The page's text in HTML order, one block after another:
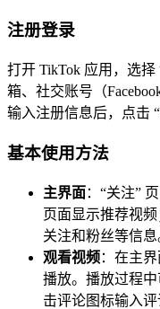
注册登录
打开 TikTok 应用，选
箱、社交账号（
输入注册信息后，点击
基本使用方法
主界面：“关注”
页面显示推荐视频
关注和粉丝等信息
观看视频：在主
播放。播放过程
击评论图标输入